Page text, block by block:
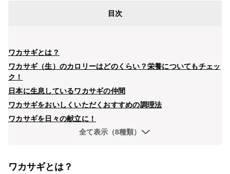
目次
ワカサギとは？
ワカサギ（生）のカロリーはどのくらい？栄養についてもチェッ
ク！
日本に生息しているワカサギの仲間
ワカサギをおいしくいただくおすすめの調理法
ワカサギを日々の献立に！
全て表示（8種類）
ワカサギとは？